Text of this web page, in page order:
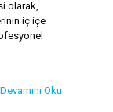
olarak,
iç içe
Devamını Oku